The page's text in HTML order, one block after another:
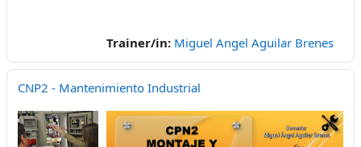
Trainer/in: Miguel Angel Aguilar Brenes
CNP2 - Mantenimiento Industrial